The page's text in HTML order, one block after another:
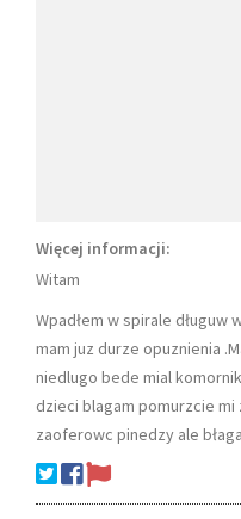
Więcej informacji:
Witam
Wpadłem w spirale długuw
mam juz durze opuznienia
niedlugo bede mial
dzieci blagam pomurzcie
zaoferowc pinedzy ale